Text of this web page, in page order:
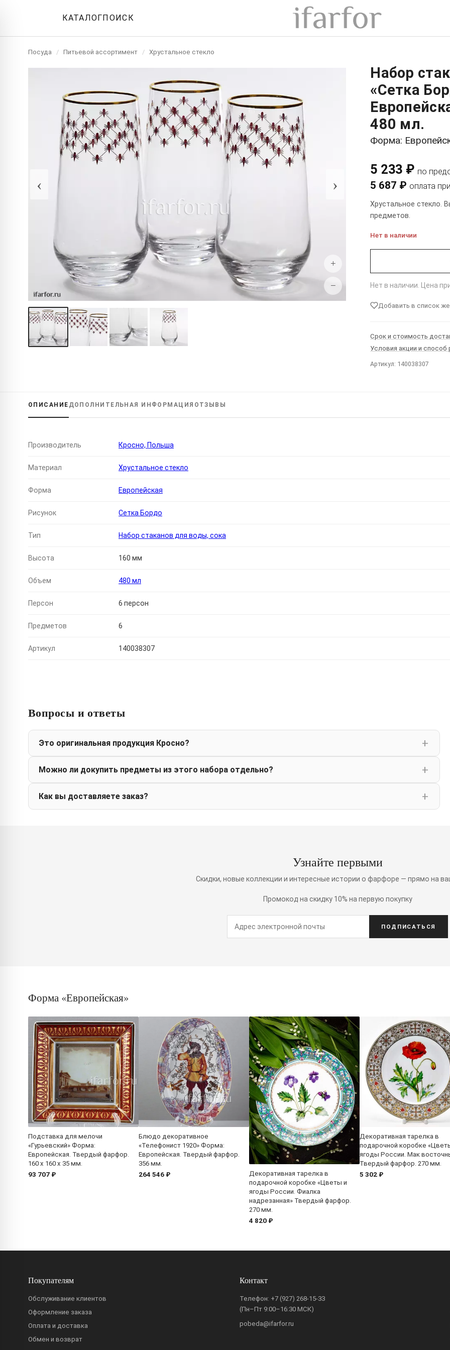
КАТАЛОГПОИСК
Посуда / Питьевой ассортимент / Хрустальное стекло
‹ ›
+
−
Набор
«Сетка
480 мл.
Форма:
5 233 ₽ по
5 687 ₽ оплата
Хрустальное стекло.
предметов.
Нет в наличии
Нет в наличии. Цена
Добавить в список
Срок и стоимость
Условия акции и способ
Артикул: 140038307
ОПИСАНИЕ ДОПОЛНИТЕЛЬНАЯ ИНФОРМАЦИЯ ОТЗЫВЫ
Производитель Кросно, Польша
Материал Хрустальное стекло
Форма Европейская
Рисунок Сетка Бордо
Тип Набор стаканов для воды, сока
Высота 160 мм
Объем 480 мл
Персон 6 персон
Предметов 6
Артикул 140038307
Вопросы и ответы
Это оригинальная продукция Кросно?
Можно ли докупить предметы из этого набора отдельно?
Как вы доставляете заказ?
Узнайте первыми
Скидки, новые коллекции и интересные истории о фарфоре — прямо на
Промокод на скидку 10% на первую покупку
ПОДПИСАТЬСЯ
Форма «Европейская»
Подставка для мелочи
«Гурьевский» Форма:
Европейская. Твердый фарфор.
160 x 160 x 35 мм.
93 707 ₽
Блюдо декоративное
«Телефонист 1920» Форма:
Европейская. Твердый фарфор.
356 мм.
264 546 ₽
Декоративная тарелка в
подарочной коробке «Цветы и
ягоды России. Фиалка
надрезанная» Твердый фарфор.
270 мм.
4 820 ₽
Декоративная тарелка в
подарочной коробке
ягоды России. Мак
Твердый фарфор. 270 мм.
5 302 ₽
Покупателям
Обслуживание клиентов
Оформление заказа
Оплата и доставка
Обмен и возврат
Контакт
Телефон: +7 (927) 268-15-33
(Пн–Пт 9:00–16:30 МСК)
pobeda@ifarfor.ru